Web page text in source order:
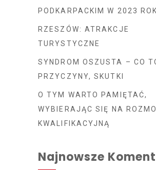
PODKARPACKIM W 2023
RZESZÓW: ATRAKCJE
TURYSTYCZNE
SYNDROM OSZUSTA – CO
PRZYCZYNY, SKUTKI
O TYM WARTO PAMIĘTAĆ,
WYBIERAJĄC SIĘ NA
KWALIFIKACYJNĄ
Najnowsze